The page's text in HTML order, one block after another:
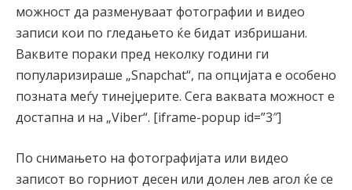
можност да разменуваат фотографии и видео
записи кои по гледањето ќе бидат избришани.
Ваквите пораки пред неколку години ги
популаризираше „Snapchat“, па опцијата е особено
позната меѓу тинејџерите. Сега ваквата можност е
достапна и на „Viber“. [iframe-popup id=”3″]
По снимањето на фотографијата или видео
записот во горниот десен или долен лев агол ќе се